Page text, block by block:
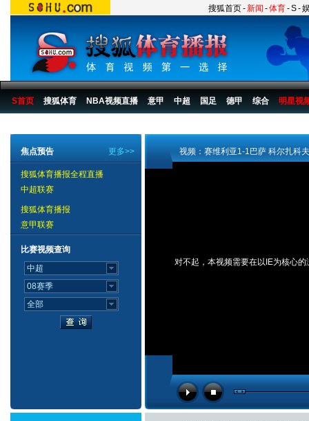
搜狐首页-新闻 -体育-S-
S首页 搜狐体育 NBA视频直播 意甲 中超 国足 德甲 综合 明星视
更多>>
焦点预告
搜狐体育播报全程直播
中超联赛
搜狐体育播报
意甲联赛
比赛视频查询
视频：赛维利亚1-1巴萨 科尔扎科
对不起，本视频需要在以IE为核心的